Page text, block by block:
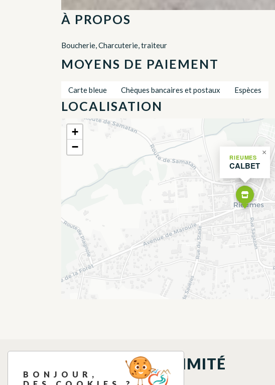
À PROPOS
Boucherie, Charcuterie, traiteur
MOYENS DE PAIEMENT
Carte bleue Chèques bancaires et postaux Espèces
LOCALISATION
RIEUMES
CALBET
×
+
−
À DÉCOUVRIR À PROXIMITÉ
BONJOUR,